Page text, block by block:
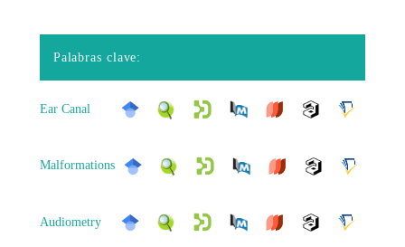
Palabras clave:
Ear Canal
Malformations
Audiometry